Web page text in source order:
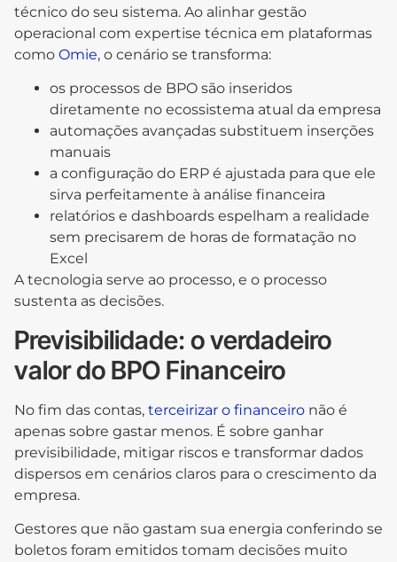
técnico do seu sistema. Ao alinhar gestão
operacional com expertise técnica em plataformas
como Omie, o cenário se transforma:
os processos de BPO são inseridos
diretamente no ecossistema atual da empresa
automações avançadas substituem inserções
manuais
a configuração do ERP é ajustada para que ele
sirva perfeitamente à análise financeira
relatórios e dashboards espelham a realidade
sem precisarem de horas de formatação no
Excel
A tecnologia serve ao processo, e o processo
sustenta as decisões.
Previsibilidade: o verdadeiro
valor do BPO Financeiro
No fim das contas, terceirizar o financeiro não é
apenas sobre gastar menos. É sobre ganhar
previsibilidade, mitigar riscos e transformar dados
dispersos em cenários claros para o crescimento da
empresa.
Gestores que não gastam sua energia conferindo se
boletos foram emitidos tomam decisões muito